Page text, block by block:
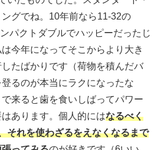
グでね。10年前なら11-32の
パクトダブルでハッピーだったじ
今年になってそこからより大き
たばかりです（荷物を積んだバ
るのが本当にラクになったな
来ると歯を食いしばってパワー
あります。個人的にはなるべく
それを使わざるをえなくなるまで